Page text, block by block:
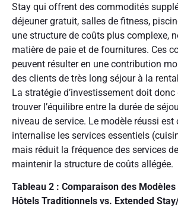
Stay qui offrent des commodités
déjeuner gratuit, salles de fitness,
une structure de coûts plus complexe,
matière de paie et de fournitures. Ces
peuvent résulter en une contribution
des clients de très long séjour à la
La stratégie d’investissement doit donc
trouver l’équilibre entre la durée de
niveau de service. Le modèle réussi est
internalise les services essentiels
mais réduit la fréquence des services
maintenir la structure de coûts allégée.
Tableau 2 : Comparaison des
Hôtels Traditionnels vs. Extended